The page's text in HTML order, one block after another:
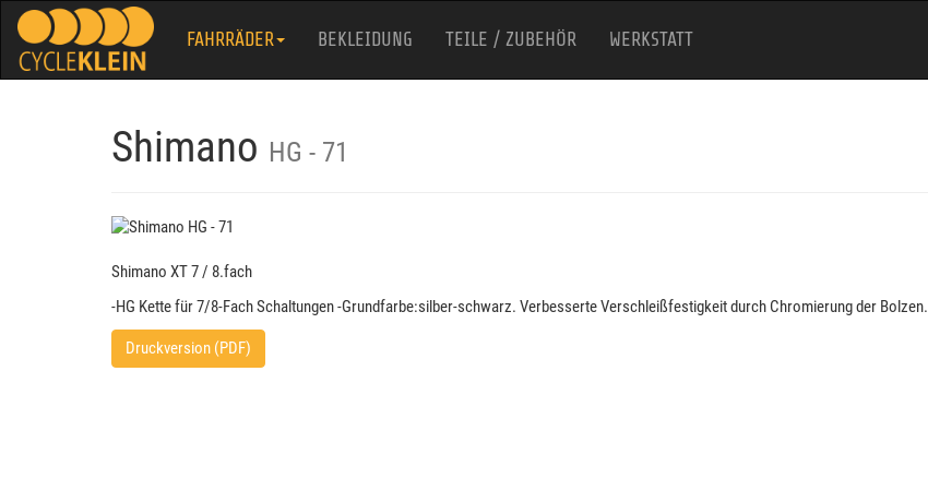
FAHRRÄDER BEKLEIDUNG TEILE / ZUBEHÖR WERKSTATT
Shimano HG - 71
Shimano XT 7 / 8.fach
-HG Kette für 7/8-Fach Schaltungen -Grundfarbe:silber-schwarz. Verbesserte Verschleißfestigkeit durch Chromierung der Bolzen.
Druckversion (PDF)